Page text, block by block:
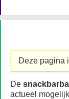
Deze pagina
De
actueel